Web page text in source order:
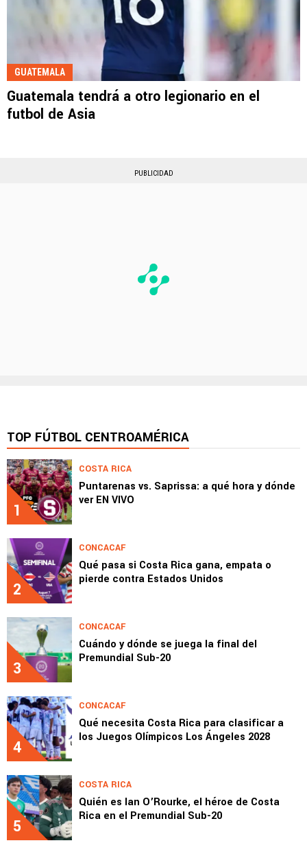
GUATEMALA
Guatemala tendrá a otro legionario en el
futbol de Asia
PUBLICIDAD
TOP FÚTBOL CENTROAMÉRICA
1
COSTA RICA
Puntarenas vs. Saprissa: a qué hora y dónde
ver EN VIVO
2
CONCACAF
Qué pasa si Costa Rica gana, empata o
pierde contra Estados Unidos
3
CONCACAF
Cuándo y dónde se juega la final del
Premundial Sub-20
4
CONCACAF
Qué necesita Costa Rica para clasificar a
los Juegos Olímpicos Los Ángeles 2028
5
COSTA RICA
Quién es Ian O’Rourke, el héroe de Costa
Rica en el Premundial Sub-20